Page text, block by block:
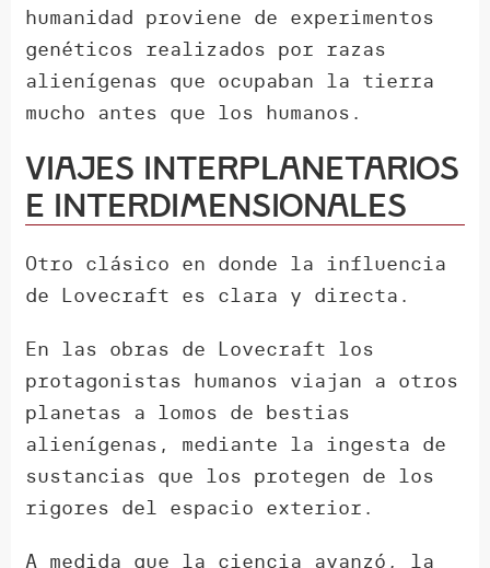
humanidad proviene de experimentos
genéticos realizados por razas
alienígenas que ocupaban la tierra
mucho antes que los humanos.
Viajes interplanetarios
e interdimensionales
Otro clásico en donde la influencia
de Lovecraft es clara y directa.
En las obras de Lovecraft los
protagonistas humanos viajan a otros
planetas a lomos de bestias
alienígenas, mediante la ingesta de
sustancias que los protegen de los
rigores del espacio exterior.
A medida que la ciencia avanzó, la